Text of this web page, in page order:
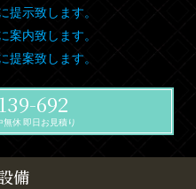
提示致します。
案内致します。
提案致します。
692
無休 即日お見積り
備